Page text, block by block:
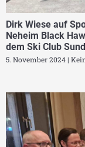
Dirk Wiese auf
Neheim Black
dem Ski Club
5. November 2024